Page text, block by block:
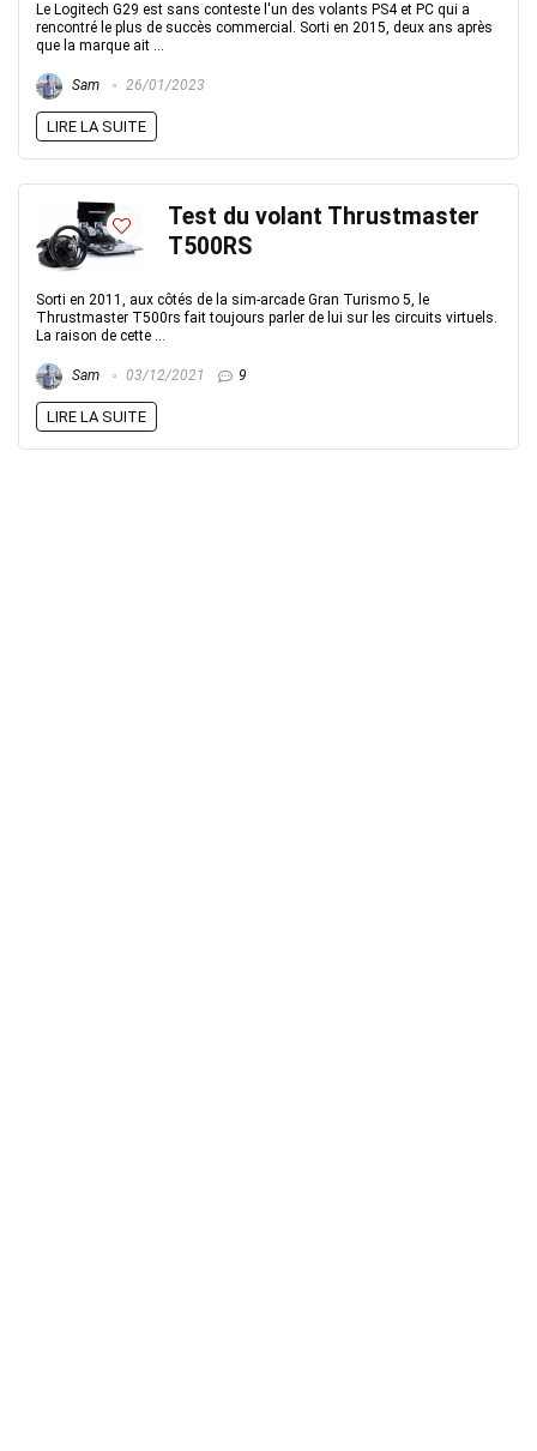
Le Logitech G29 est sans conteste l'un des volants PS4 et PC qui a
rencontré le plus de succès commercial. Sorti en 2015, deux ans après
que la marque ait ...
Sam 26/01/2023
LIRE LA SUITE
Test du volant Thrustmaster
T500RS
Sorti en 2011, aux côtés de la sim-arcade Gran Turismo 5, le
Thrustmaster T500rs fait toujours parler de lui sur les circuits virtuels.
La raison de cette ...
Sam 03/12/2021 9
LIRE LA SUITE